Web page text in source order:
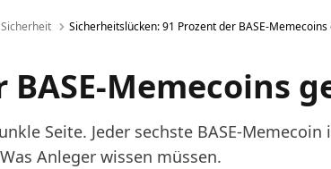
Sicherheit Sicherheitslücken: 91 Prozent der BASE-
BASE-Memecoins
Seite. Jeder sechste BASE-Memecoin
Anleger wissen müssen.